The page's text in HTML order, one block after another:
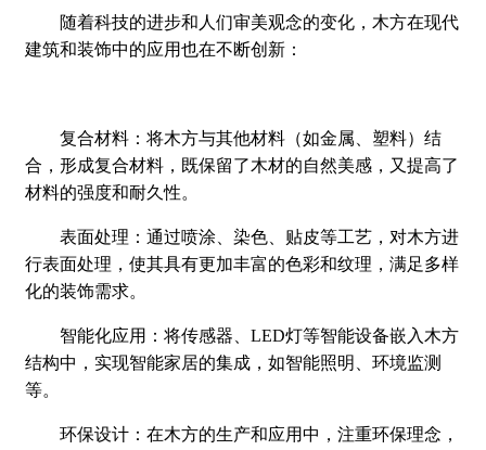
随着科技的进步和人们审美观念的变化，木方在现代
建筑和装饰中的应用也在不断创新：
复合材料：将木方与其他材料（如金属、塑料）结
合，形成复合材料，既保留了木材的自然美感，又提高了
材料的强度和耐久性。
表面处理：通过喷涂、染色、贴皮等工艺，对木方进
行表面处理，使其具有更加丰富的色彩和纹理，满足多样
化的装饰需求。
智能化应用：将传感器、LED灯等智能设备嵌入木方
结构中，实现智能家居的集成，如智能照明、环境监测
等。
环保设计：在木方的生产和应用中，注重环保理念，